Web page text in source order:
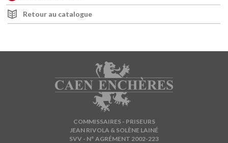
Retour au catalogue
COMMISSAIRES - PRISEURS
JEAN RIVOLA & SOLÈNE LAINÉ
SVV - N° AGRÉMENT 2002-223